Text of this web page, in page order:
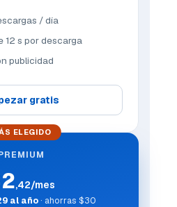
/ día
12 s por descarga
publicidad
gratis
ELEGIDO
,42/mes
al año· ahorras $30